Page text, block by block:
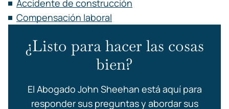
Accidente de construcción
Compensación laboral
¿Listo para hacer las cosas
bien?
El Abogado John Sheehan está aquí para
responder sus preguntas y abordar sus